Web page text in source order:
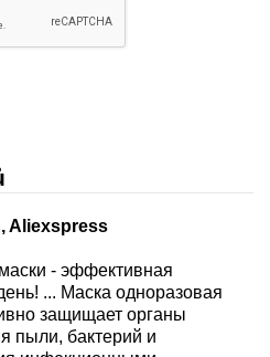
Aliexspress
- эффективная
... Маска одноразовая
защищает органы
пыли, бактерий и